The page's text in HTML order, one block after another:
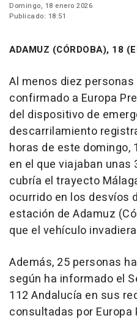
Domingo, 18 enero 2026
Publicado: 18:51
ADAMUZ (CÓRDOBA), 18
Al menos diez
confirmado a Europa
del dispositivo de
descarrilamiento
horas de este domingo,
en el que viajaban unas
cubría el trayecto
ocurrido en los desvíos
estación de Adamuz
que el vehículo
Además, 25 personas
según ha informado el
112 Andalucía en sus
consultadas por Europa